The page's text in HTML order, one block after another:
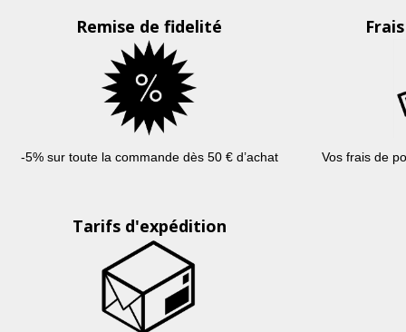
Remise de fidelité
-5% sur toutela commande dès50 € d’achat Vos fraisde
Tarifs d'expédition